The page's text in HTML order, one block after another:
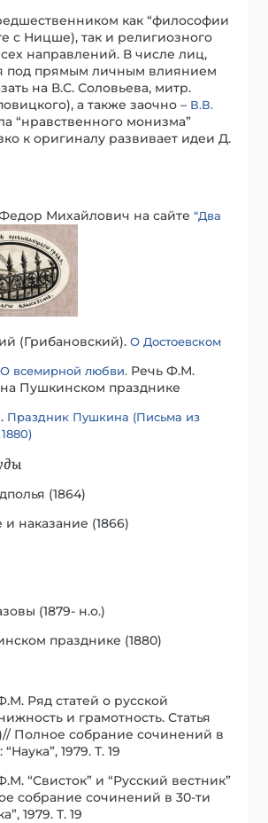
как “философии
с Ницше), так и религиозного
направлений. В числе лиц,
под прямым личным влиянием
на В.С. Соловьева, митр.
а также заочно – В.В.
“нравственного монизма”
к оригиналу развивает идеи Д.
Михайлович на сайте“Два
(Грибановский).О Достоевском
О всемирной любви. Речь Ф.М.
на Пушкинском празднике
Праздник Пушкина (Письма из
(1864)
наказание (1866)
(1879- н.о.)
празднике (1880)
Ряд статей о русской
и грамотность. Статья
Полное собрание сочинений в
1979. Т. 19
“Свисток” и “Русский вестник”
собрание сочинений в 30-ти
1979. Т. 19